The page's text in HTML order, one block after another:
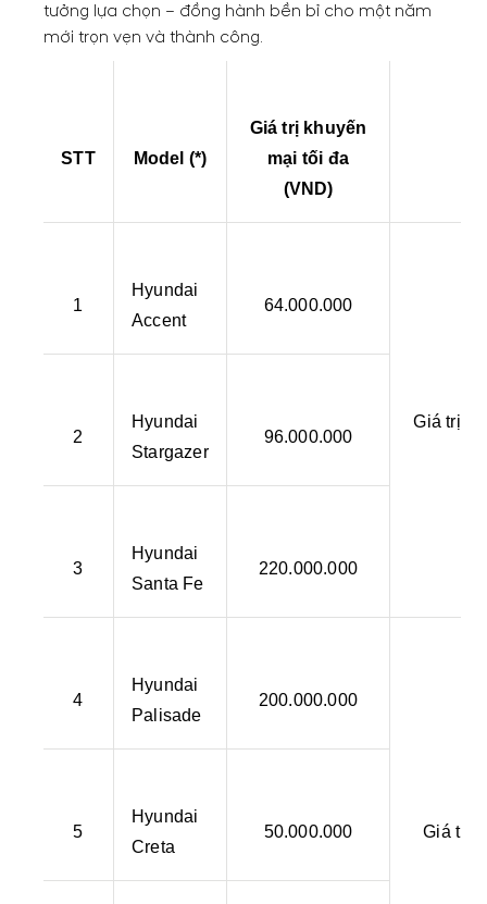
tưởng lựa chọn – đồng hành bền bỉ cho một năm
mới trọn vẹn và thành công.
STT Model (*)
Giá trị khuyến
mại tối đa
(VND)
1
Hyundai
Accent
64.000.000
Giá trị
2
Hyundai
Stargazer
96.000.000
3
Hyundai
Santa Fe
220.000.000
4
Hyundai
Palisade
200.000.000
Giá trị
5
Hyundai
Creta
50.000.000